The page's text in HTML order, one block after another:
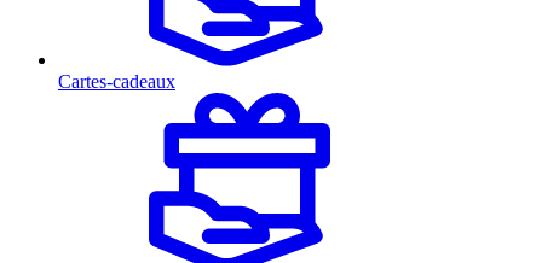
Cartes-cadeaux